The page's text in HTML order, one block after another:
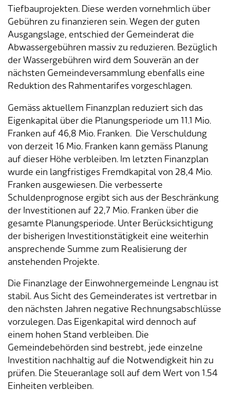
Tiefbauprojekten. Diese werden vornehmlich über
Gebühren zu finanzieren sein. Wegen der guten
Ausgangslage, entschied der Gemeinderat die
Abwassergebühren massiv zu reduzieren. Bezüglich
der Wassergebühren wird dem Souverän an der
nächsten Gemeindeversammlung ebenfalls eine
Reduktion des Rahmentarifes vorgeschlagen.
Gemäss aktuellem Finanzplan reduziert sich das
Eigenkapital über die Planungsperiode um 11.1 Mio.
Franken auf 46,8 Mio. Franken. Die Verschuldung
von derzeit 16 Mio. Franken kann gemäss Planung
auf dieser Höhe verbleiben. Im letzten Finanzplan
wurde ein langfristiges Fremdkapital von 28,4 Mio.
Franken ausgewiesen. Die verbesserte
Schuldenprognose ergibt sich aus der Beschränkung
der Investitionen auf 22,7 Mio. Franken über die
gesamte Planungsperiode. Unter Berücksichtigung
der bisherigen Investitionstätigkeit eine weiterhin
ansprechende Summe zum Realisierung der
anstehenden Projekte.
Die Finanzlage der Einwohnergemeinde Lengnau ist
stabil. Aus Sicht des Gemeinderates ist vertretbar in
den nächsten Jahren negative Rechnungsabschlüsse
vorzulegen. Das Eigenkapital wird dennoch auf
einem hohen Stand verbleiben. Die
Gemeindebehörden sind bestrebt, jede einzelne
Investition nachhaltig auf die Notwendigkeit hin zu
prüfen. Die Steueranlage soll auf dem Wert von 1.54
Einheiten verbleiben.
Tageselternverein
Gastronomie
Vermietung von Freizeitanlagen
Veranstaltungsbewilligung
Sozialversicherungen
Soziales
Steuern
Bauen & Planen
ÖREB-Kataster
Umwelt
Energie & Wasser
Abfall
Tiere
Verkehr & Mobilität
Sicherheit
Über Lengnau
Burgergemeinde
Kirchgemeinden
Partnergemeinden
Wirtschaft
Finanzabteilung
Sozialabteilung
Bau- und Planungsabteilung
Betriebs- und Tiefbauabteilung
Werkhof
Schulverwaltung
Kindertagesstätte
Mitarbeitende
Offene Stellen
Schnupperlehre / Lehrstelle
Gemeindenetzwerke
Dienstleistungen A-Z
Adressverzeichnis
Kontakt & Öffnungszeiten